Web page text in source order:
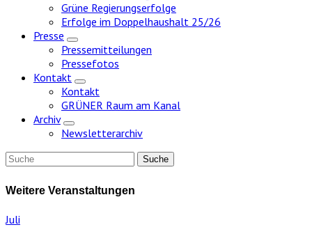
Grüne Regierungserfolge
Erfolge im Doppelhaushalt 25/26
Presse
Zeige
Untermenü
Pressemitteilungen
Pressefotos
Kontakt
Zeige
Untermenü
Kontakt
GRÜNER Raum am Kanal
Archiv
Zeige
Untermenü
Newsletterarchiv
Weitere Veranstaltungen
Juli